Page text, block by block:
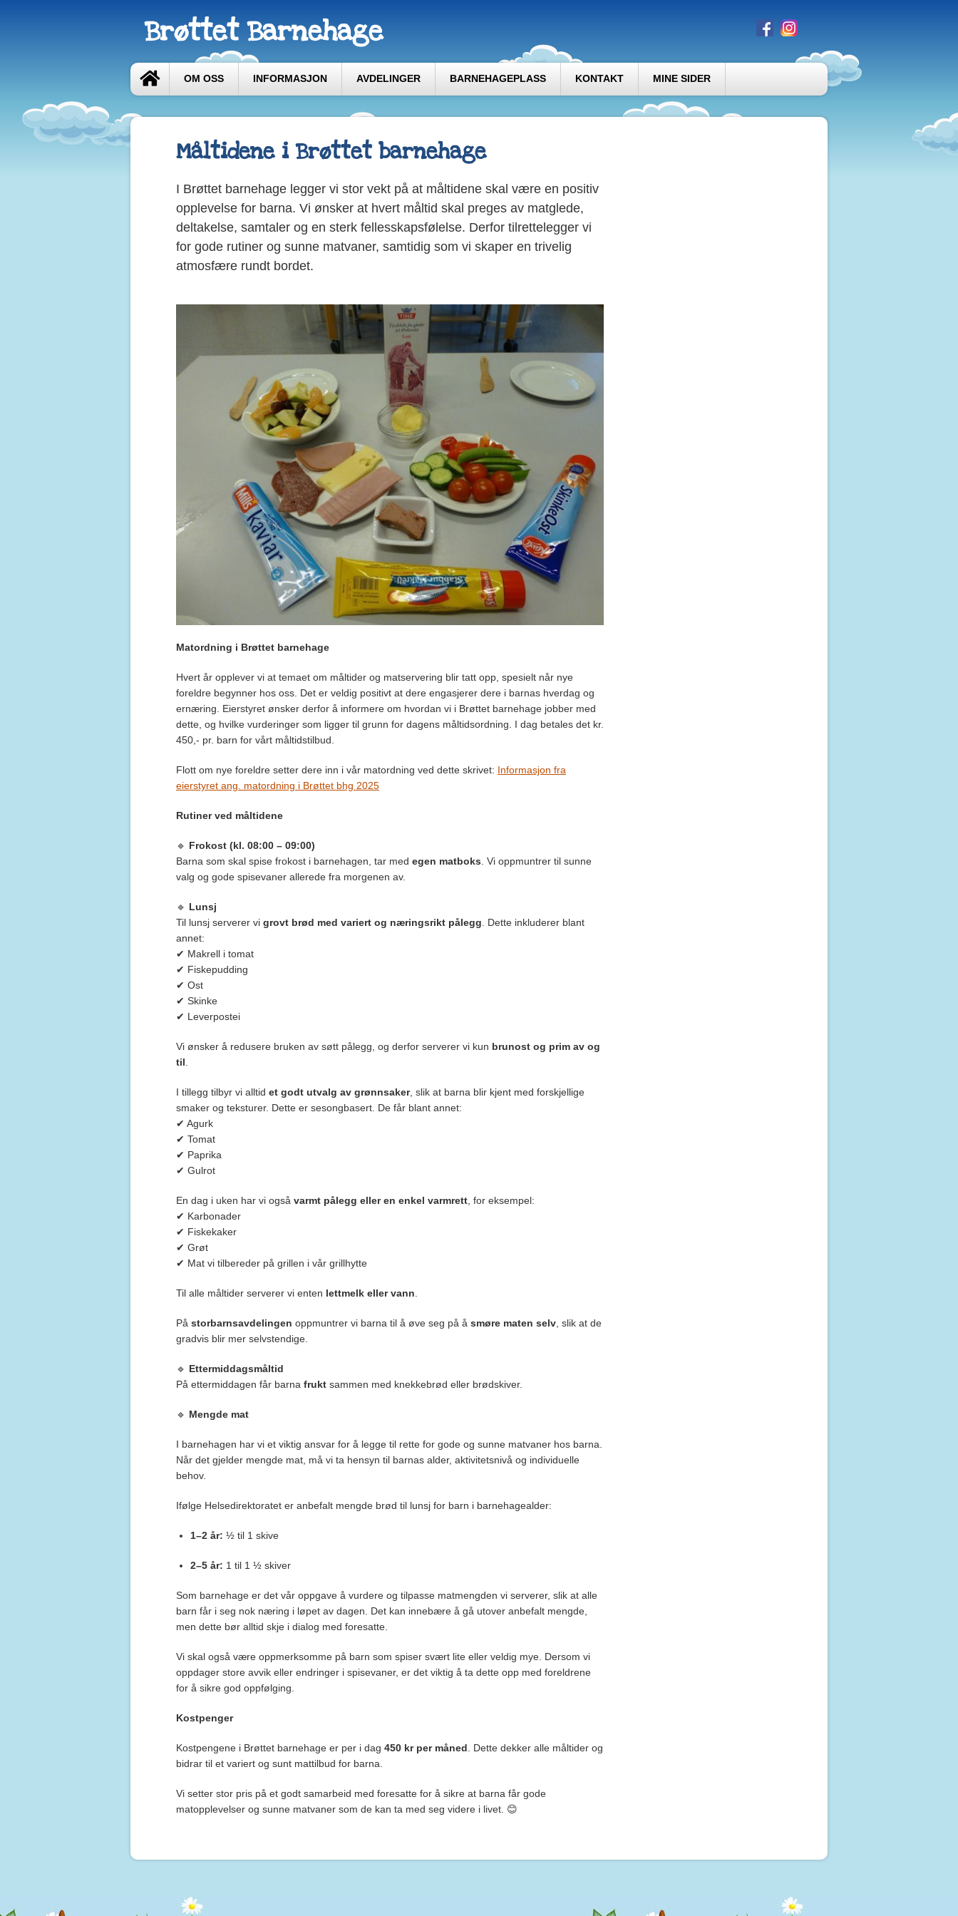
Brøttet Barnehage
OM OSS INFORMASJON AVDELINGER BARNEHAGEPLASS KONTAKT MINE SIDER
Måltidene i Brøttet barnehage
I Brøttet barnehage legger vi stor vekt på at måltidene skal være en positiv
opplevelse for barna. Vi ønsker at hvert måltid skal preges av matglede,
deltakelse, samtaler og en sterk fellesskapsfølelse. Derfor tilrettelegger vi
for gode rutiner og sunne matvaner, samtidig som vi skaper en trivelig
atmosfære rundt bordet.
Matordning i Brøttet barnehage
Hvert år opplever vi at temaet om måltider og matservering blir tatt opp, spesielt når nye
foreldre begynner hos oss. Det er veldig positivt at dere engasjerer dere i barnas hverdag og
ernæring. Eierstyret ønsker derfor å informere om hvordan vi i Brøttet barnehage jobber med
dette, og hvilke vurderinger som ligger til grunn for dagens måltidsordning. I dag betales det kr.
450,- pr. barn for vårt måltidstilbud.
Flott om nye foreldre setter dere inn i vår matordning ved dette skrivet: Informasjon fra
eierstyret ang. matordning i Brøttet bhg 2025
Rutiner ved måltidene
🔹 Frokost (kl. 08:00 – 09:00)
Barna som skal spise frokost i barnehagen, tar med egen matboks . Vi oppmuntrer til sunne
valg og gode spisevaner allerede fra morgenen av.
🔹 Lunsj
Til lunsj serverer vi grovt brød med variert og næringsrikt pålegg . Dette inkluderer blant
annet:
✔ Makrell i tomat
✔ Fiskepudding
✔ Ost
✔ Skinke
✔ Leverpostei
Vi ønsker å redusere bruken av søtt pålegg, og derfor serverer vi kun brunost og prim av og
til
I tillegg tilbyr vi alltid et godt utvalg av grønnsaker, slik at barna blir kjent med forskjellige
smaker og teksturer. Dette er sesongbasert. De får blant annet:
✔ Agurk
✔ Tomat
✔ Paprika
✔ Gulrot
En dag i uken har vi også varmt pålegg eller en enkel varmrett , for eksempel:
✔ Karbonader
✔ Fiskekaker
✔ Grøt
✔ Mat vi tilbereder på grillen i vår grillhytte
Til alle måltider serverer vi enten lettmelk eller vann
På storbarnsavdelingen oppmuntrer vi barna til å øve seg på å smøre maten selv , slik at de
gradvis blir mer selvstendige.
🔹 Ettermiddagsmåltid
På ettermiddagen får barna frukt sammen med knekkebrød eller brødskiver.
🔹 Mengde mat
I barnehagen har vi et viktig ansvar for å legge til rette for gode og sunne matvaner hos barna.
Når det gjelder mengde mat, må vi ta hensyn til barnas alder, aktivitetsnivå og individuelle
behov.
Ifølge Helsedirektoratet er anbefalt mengde brød til lunsj for barn i barnehagealder:
1–2 år: ½ til 1 skive
2–5 år: 1 til 1 ½ skiver
Som barnehage er det vår oppgave å vurdere og tilpasse matmengden vi serverer, slik at alle
barn får i seg nok næring i løpet av dagen. Det kan innebære å gå utover anbefalt mengde,
men dette bør alltid skje i dialog med foresatte.
Vi skal også være oppmerksomme på barn som spiser svært lite eller veldig mye. Dersom vi
oppdager store avvik eller endringer i spisevaner, er det viktig å ta dette opp med foreldrene
for å sikre god oppfølging.
Kostpenger
Kostpengene i Brøttet barnehage er per i dag 450 kr per måned . Dette dekker alle måltider og
bidrar til et variert og sunt mattilbud for barna.
Vi setter stor pris på et godt samarbeid med foresatte for å sikre at barna får gode
matopplevelser og sunne matvaner som de kan ta med seg videre i livet. 😊